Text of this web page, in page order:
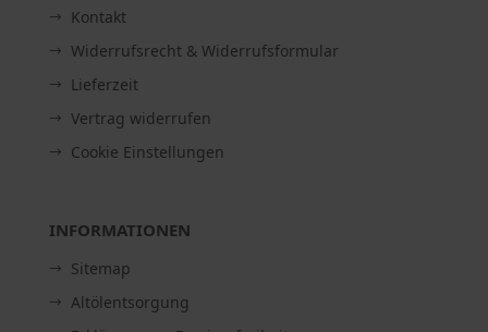
Kontakt
Widerrufsrecht & Widerrufsformular
Lieferzeit
Vertrag widerrufen
Cookie Einstellungen
INFORMATIONEN
Sitemap
Altölentsorgung